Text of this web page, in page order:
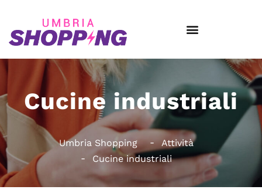
Cucine industriali
Umbria Shopping
Attività
Cucine industriali